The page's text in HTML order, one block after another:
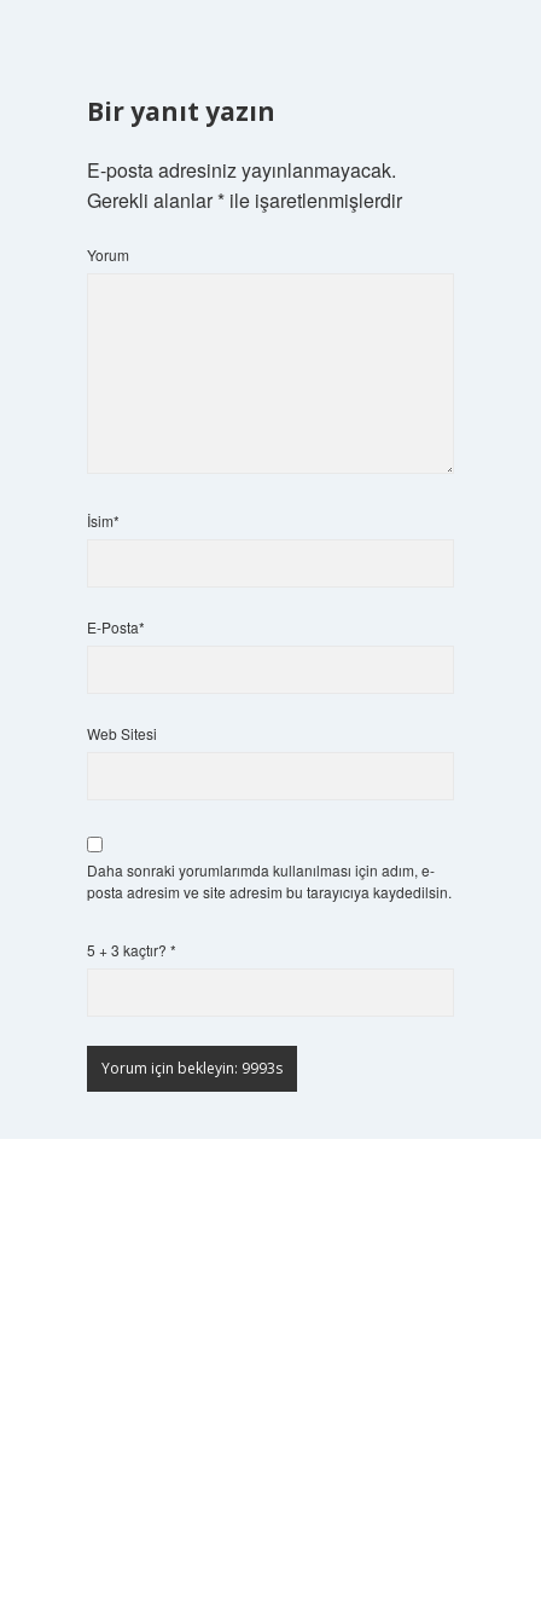
Bir yanıt yazın
E-posta adresiniz yayınlanmayacak.
Gerekli alanlar*ile işaretlenmişlerdir
Yorum
İsim*
E-Posta*
Web Sitesi
Daha sonraki yorumlarımda kullanılması için adım, e-
posta adresim ve site adresim bu tarayıcıya kaydedilsin.
5 + 3 kaçtır? *